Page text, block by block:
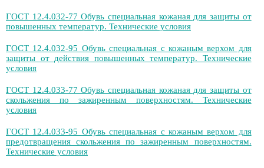
ГОСТ 12.4.032-77 Обувь специальная кожаная для защиты от
повышенных температур. Технические условия
ГОСТ 12.4.032-95 Обувь специальная с кожаным верхом для
защиты от действия повышенных температур. Технические
условия
ГОСТ 12.4.033-77 Обувь специальная кожаная для защиты от
скольжения по зажиренным поверхностям. Технические
условия
ГОСТ 12.4.033-95 Обувь специальная с кожаным верхом для
предотвращения скольжения по зажиренным поверхностям.
Технические условия